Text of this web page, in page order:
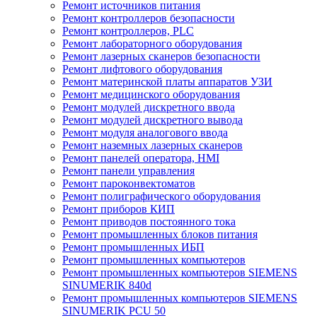
Ремонт источников питания
Ремонт контроллеров безопасности
Ремонт контроллеров, PLC
Ремонт лабораторного оборудования
Ремонт лазерных сканеров безопасности
Ремонт лифтового оборудования
Ремонт материнской платы аппаратов УЗИ
Ремонт медицинского оборудования
Ремонт модулей дискретного ввода
Ремонт модулей дискретного вывода
Ремонт модуля аналогового ввода
Ремонт наземных лазерных сканеров
Ремонт панелей оператора, HMI
Ремонт панели управления
Ремонт пароконвектоматов
Ремонт полиграфического оборудования
Ремонт приборов КИП
Ремонт приводов постоянного тока
Ремонт промышленных блоков питания
Ремонт промышленных ИБП
Ремонт промышленных компьютеров
Ремонт промышленных компьютеров SIEMENS
SINUMERIK 840d
Ремонт промышленных компьютеров SIEMENS
SINUMERIK PCU 50